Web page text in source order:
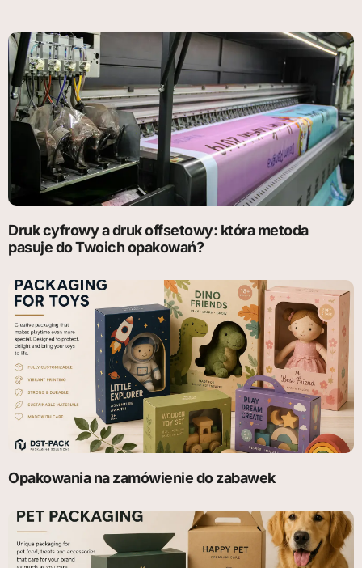
Druk cyfrowy a druk offsetowy: która metoda
pasuje do Twoich opakowań?
Opakowania na zamówienie do zabawek